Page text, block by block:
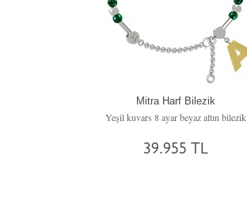
Mitra Harf Bilezik
Yeşil kuvars 8 ayar beyaz altın bilezik
39.955 TL